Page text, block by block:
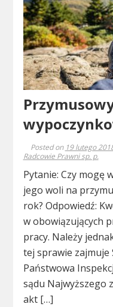
Posted on 19 lutego
Radcowie Prawni sp. p.
Pytanie: Czy mogę
jego woli na
rok? Odpowiedź:
w obowiązujących
pracy. Należy
tej sprawie zajmuje
Państwowa
sądu Najwyższego
akt […]